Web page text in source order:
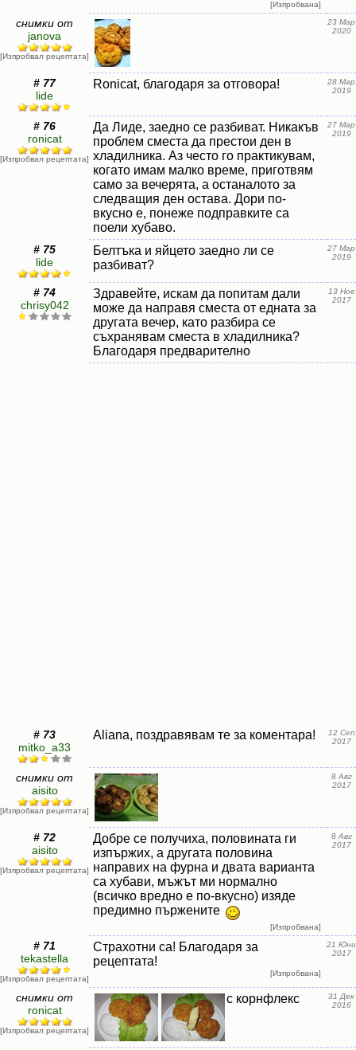
[Изпробвана]
снимки от
janova
[Изпробвал рецептата]
23 Мар
2020
# 77
lide
Ronicat, благодаря за отговора!
28 Мар
2019
# 76
ronicat
[Изпробвал рецептата]
Да Лиде, заедно се разбиват. Никакъв
проблем сместа да престои ден в
хладилника. Аз често го практикувам,
когато имам малко време, приготвям
само за вечерята, а останалото за
следващия ден остава. Дори по-
вкусно е, понеже подправките са
поели хубаво.
27 Мар
2019
# 75
lide
Белтъка и яйцето заедно ли се
разбиват?
27 Мар
2019
# 74
chrisy042
Здравейте, искам да попитам дали
може да направя сместа от едната за
другата вечер, като разбира се
съхранявам сместа в хладилника?
Благодаря предварително
13 Ное
2017
# 73
mitko_a33
Aliana, поздравявам те за коментара!
12 Сеп
2017
снимки от
aisito
[Изпробвал рецептата]
8 Авг
2017
# 72
aisito
[Изпробвал рецептата]
Добре се получиха, половината ги
изпържих, а другата половина
направих на фурна и двата варианта
са хубави, мъжът ми нормално
(всичко вредно е по-вкусно) изяде
предимно пържените
[Изпробвана]
8 Авг
2017
# 71
tekastella
[Изпробвал рецептата]
Страхотни са! Благодаря за
рецептата!
[Изпробвана]
21 Юни
2017
снимки от
ronicat
[Изпробвал рецептата]
с корнфлекс
31 Дек
2016